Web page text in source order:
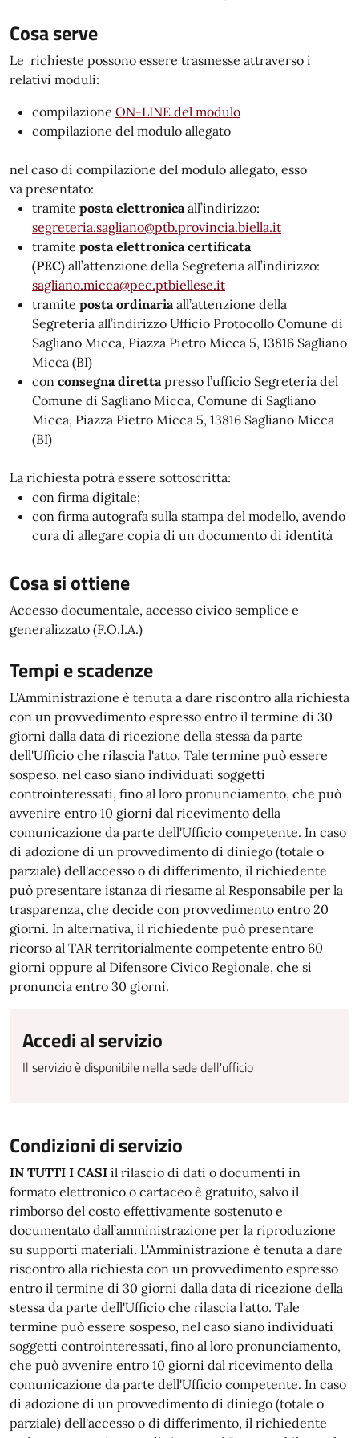
Cosa serve
Le richieste possono essere trasmesse attraverso i
relativi moduli:
compilazione ON-LINE del modulo
compilazione del modulo allegato
nel caso di compilazione del modulo allegato, esso
va presentato:
tramite posta elettronicaall’indirizzo:
segreteria.sagliano@ptb.provincia.biella.it
tramite posta elettronica certificata
(PEC) all’attenzione della Segreteria all’indirizzo:
sagliano.micca@pec.ptbiellese.it
tramite posta ordinariaall’attenzione della
Segreteria all’indirizzo Ufficio Protocollo Comune di
Sagliano Micca, Piazza Pietro Micca 5, 13816 Sagliano
Micca (BI)
con consegna direttapresso l’ufficio Segreteria del
Comune di Sagliano Micca, Comune di Sagliano
Micca, Piazza Pietro Micca 5, 13816 Sagliano Micca
(BI)
La richiesta potrà essere sottoscritta:
con firma digitale;
con firma autografa sulla stampa del modello, avendo
cura di allegare copia di un documento di identità
Cosa si ottiene
Accesso documentale, accesso civico semplice e
generalizzato (F.O.I.A.)
Tempi e scadenze
L'Amministrazione è tenuta a dare riscontro alla richiesta
con un provvedimento espresso entro il termine di 30
giorni dalla data di ricezione della stessa da parte
dell'Ufficio che rilascia l'atto. Tale termine può essere
sospeso, nel caso siano individuati soggetti
controinteressati, fino al loro pronunciamento, che può
avvenire entro 10 giorni dal ricevimento della
comunicazione da parte dell'Ufficio competente. In caso
di adozione di un provvedimento di diniego (totale o
parziale) dell'accesso o di differimento, il richiedente
può presentare istanza di riesame al Responsabile per la
trasparenza, che decide con provvedimento entro 20
giorni. In alternativa, il richiedente può presentare
ricorso al TAR territorialmente competente entro 60
giorni oppure al Difensore Civico Regionale, che si
pronuncia entro 30 giorni.
Accedi al servizio
Il servizio è disponibile nella sede dell'ufficio
Condizioni di servizio
IN TUTTI I CASI il rilascio di dati o documenti in
formato elettronico o cartaceo è gratuito, salvo il
rimborso del costo effettivamente sostenuto e
documentato dall’amministrazione per la riproduzione
su supporti materiali. L'Amministrazione è tenuta a dare
riscontro alla richiesta con un provvedimento espresso
entro il termine di 30 giorni dalla data di ricezione della
stessa da parte dell'Ufficio che rilascia l'atto. Tale
termine può essere sospeso, nel caso siano individuati
soggetti controinteressati, fino al loro pronunciamento,
che può avvenire entro 10 giorni dal ricevimento della
comunicazione da parte dell'Ufficio competente. In caso
di adozione di un provvedimento di diniego (totale o
parziale) dell'accesso o di differimento, il richiedente